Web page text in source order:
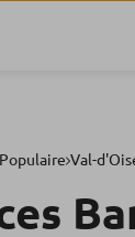
Val-